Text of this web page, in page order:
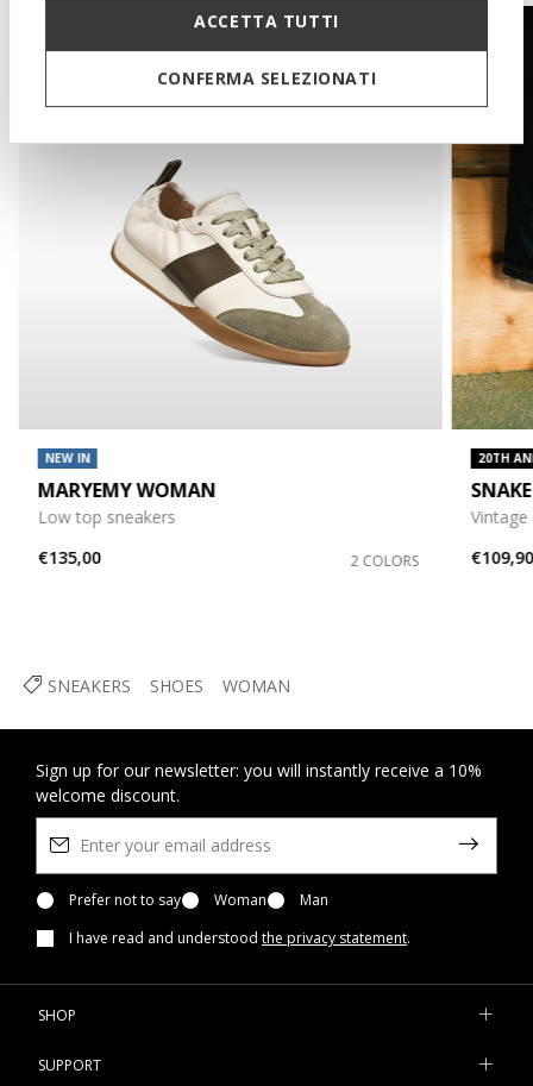
ACCETTA TUTTI
CONFERMA SELEZIONATI
SNEAKERS SHOES WOMAN
NEW IN
MARYEMY WOMAN
Low top sneakers
€135,00
2 COLORS
20TH
€109,90
Sign up for our newsletter: you will instantly receive a 10%
welcome discount.
Prefer not to say Woman
Man
I have read and understood the privacy statement.
SHOP
SUPPORT